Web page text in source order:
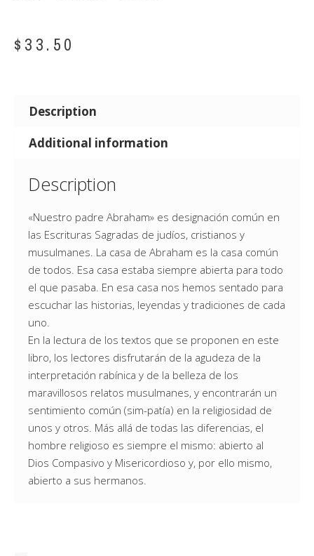
$ 33.50
Description
Additional information
Description
«Nuestro padre Abraham» es designación común en
las Escrituras Sagradas de judíos, cristianos y
musulmanes. La casa de Abraham es la casa común
de todos. Esa casa estaba siempre abierta para todo
el que pasaba. En esa casa nos hemos sentado para
escuchar las historias, leyendas y tradiciones de cada
uno.
En la lectura de los textos que se proponen en este
libro, los lectores disfrutarán de la agudeza de la
interpretación rabínica y de la belleza de los
maravillosos relatos musulmanes, y encontrarán un
sentimiento común (sim-patía) en la religiosidad de
unos y otros. Más allá de todas las diferencias, el
hombre religioso es siempre el mismo: abierto al
Dios Compasivo y Misericordioso y, por ello mismo,
abierto a sus hermanos.